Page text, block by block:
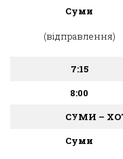
Суми
(відправлення)
7:15
8:00
СУМИ –
Суми